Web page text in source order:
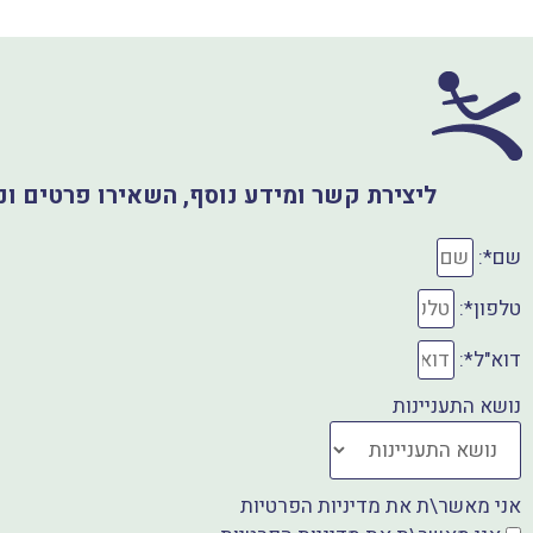
t
p
a
o
ליצירת קשר ומידע נוסף, השאירו פרטים
שם*:
טלפון*:
דוא"ל*:
נושא התעניינות
אני מאשר\ת את מדיניות הפרטיות